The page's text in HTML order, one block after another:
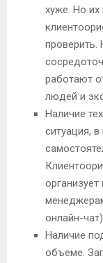
хуже. Но их
работают
людей и
Наличие
ситуация,
онлайн-
Наличие
объеме.